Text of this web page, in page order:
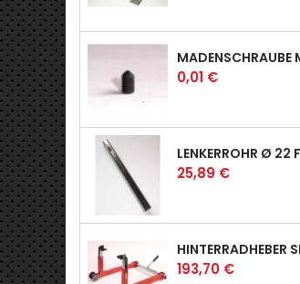
Preis
0,01 €
Preis
25,89 €
Preis
193,70 €